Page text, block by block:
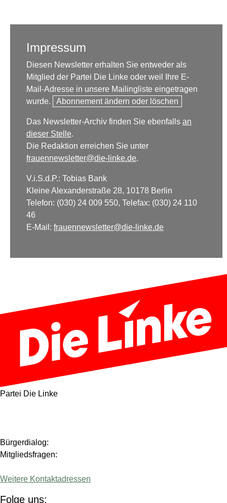
Impressum
Diesen Newsletter erhalten Sie entweder als
Mitglied der Partei Die Linke oder weil Ihre E-
Mail-Adresse in unsere Mailingliste eingetragen
wurde.
Abonnement ändern oder löschen
Das Newsletter-Archiv finden Sie ebenfalls an
dieser Stelle.
Die Redaktion erreichen Sie unter
frauennewsletter@die-linke.de.
V.i.S.d.P.: Tobias Bank
Kleine Alexanderstraße 28, 10178 Berlin
Telefon: (030) 24 009 550, Telefax: (030) 24 110
46
E-Mail: frauennewsletter@die-linke.de
Partei Die Linke
Bürgerdialog:
Mitgliedsfragen:
Weitere Kontaktadressen
Folge uns: